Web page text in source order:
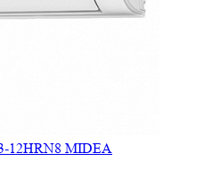
12HRN8 MIDEA